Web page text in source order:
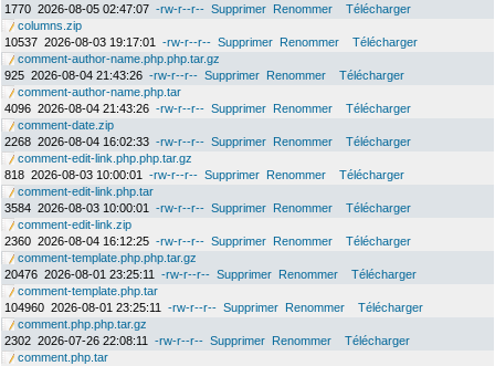
1770 2026-08-05 02:47:07 -rw-r--r-- Supprimer Renommer
Télécharger
columns.zip
10537 2026-08-03 19:17:01 -rw-r--r-- Supprimer Renommer
Télécharger
comment-author-name.php.php.tar.gz
925 2026-08-04 21:43:26 -rw-r--r-- Supprimer Renommer
Télécharger
comment-author-name.php.tar
4096 2026-08-04 21:43:26 -rw-r--r-- Supprimer Renommer
Télécharger
comment-date.zip
2268 2026-08-04 16:02:33 -rw-r--r-- Supprimer Renommer
Télécharger
comment-edit-link.php.php.tar.gz
818 2026-08-03 10:00:01 -rw-r--r-- Supprimer Renommer
Télécharger
comment-edit-link.php.tar
3584 2026-08-03 10:00:01 -rw-r--r-- Supprimer Renommer
Télécharger
comment-edit-link.zip
2360 2026-08-04 16:12:25 -rw-r--r-- Supprimer Renommer
Télécharger
comment-template.php.php.tar.gz
20476 2026-08-01 23:25:11 -rw-r--r-- Supprimer Renommer
Télécharger
comment-template.php.tar
104960 2026-08-01 23:25:11 -rw-r--r-- Supprimer Renommer
Télécharger
comment.php.php.tar.gz
2302 2026-07-26 22:08:11 -rw-r--r-- Supprimer Renommer
Télécharger
comment.php.tar